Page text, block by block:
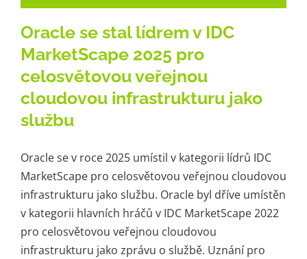
Oracle se stal lídrem v IDC
MarketScape 2025 pro
celosvětovou veřejnou
cloudovou infrastrukturu jako
službu
Oracle se v roce 2025 umístil v kategorii lídrů IDC
MarketScape pro celosvětovou veřejnou cloudovou
infrastrukturu jako službu. Oracle byl dříve umístěn
v kategorii hlavních hráčů v IDC MarketScape 2022
pro celosvětovou veřejnou cloudovou
infrastrukturu jako zprávu o službě. Uznání pro